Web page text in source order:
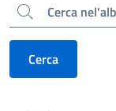
Cerca
Cerca